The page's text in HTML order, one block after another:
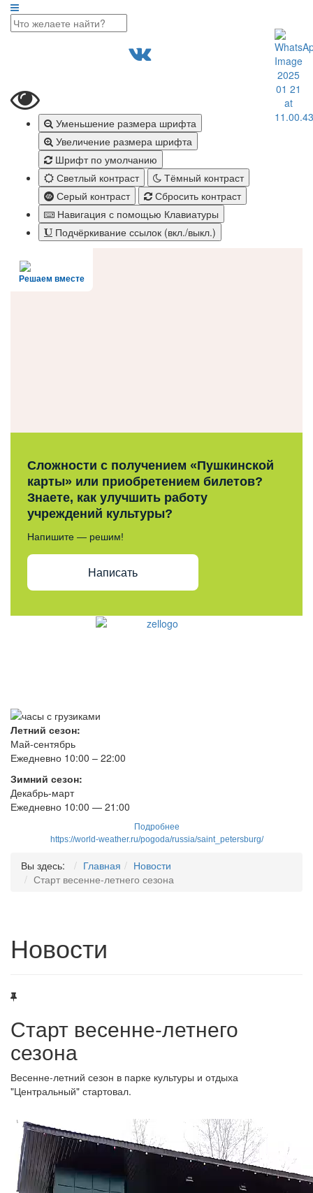
Уменьшение размера шрифта
Увеличение размера шрифта
Шрифт по умолчанию
Светлый контраст
Тёмный контраст
Серый контраст
Сбросить контраст
Навигация с помощью Клавиатуры
Подчёркивание ссылок (вкл./выкл.)
Решаем вместе
Сложности с получением «Пушкинской
карты» или приобретением билетов?
Знаете, как улучшить работу
учреждений культуры?
Напишите — решим!
Написать
Летний сезон:
Май-сентябрь
Ежедневно 10:00 – 22:00
Зимний сезон:
Декабрь-март
Ежедневно 10:00 — 21:00
Подробнее
https://world-weather.ru/pogoda/russia/saint_petersburg/
Вы здесь: Главная
Новости
Старт весенне-летнего сезона
Новости
Старт весенне-летнего
сезона
Весенне-летний сезон в парке культуры и отдыха
"Центральный" стартовал.